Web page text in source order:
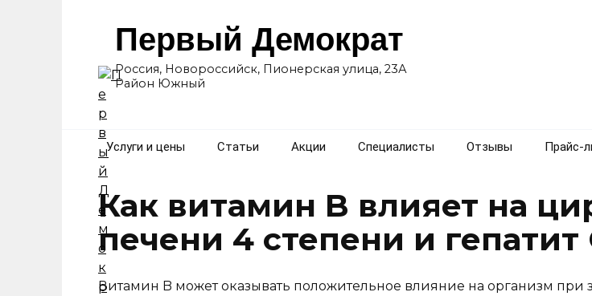
Первый Демократ
Россия, Новороссийск, Пионерская улица, 23А
Район Южный
Услуги и цены Статьи Акции Специалисты Отзывы Прайс-
Как витамин B влияет на
печени 4 степени и гепатит
Витамин B может оказывать положительное влияние на организм при